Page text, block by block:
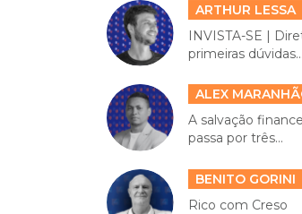
ARTHUR LESSA
INVISTA-SE |
primeiras dúvidas...
ALEX
A salvação
passa por três...
BENITO GORINI
Rico com Creso